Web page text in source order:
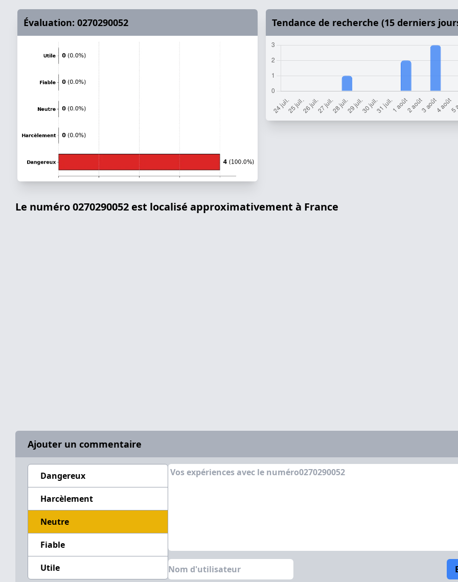
Évaluation: 0270290052 Tendance de recherche (15 derniers
Le numéro 0270290052 est localisé approximativement à France
Ajouter un commentaire
Dangereux
Harcèlement
Neutre
Fiable
Utile